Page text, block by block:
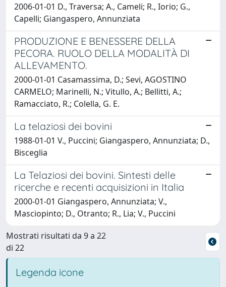
2006-01-01 D., Traversa; A., Cameli; R., Iorio; G.,
Capelli; Giangaspero, Annunziata
PRODUZIONE E BENESSERE DELLA
PECORA. RUOLO DELLA MODALITÀ DI
ALLEVAMENTO.
2000-01-01 Casamassima, D.; Sevi, AGOSTINO
CARMELO; Marinelli, N.; Vitullo, A.; Bellitti, A.;
Ramacciato, R.; Colella, G. E.
La telaziosi dei bovini
1988-01-01 V., Puccini; Giangaspero, Annunziata; D.,
Bisceglia
La Telaziosi dei bovini. Sintesti delle
ricerche e recenti acquisizioni in Italia
2000-01-01 Giangaspero, Annunziata; V.,
Masciopinto; D., Otranto; R., Lia; V., Puccini
Mostrati risultati da 9 a 22
di 22
Legenda icone